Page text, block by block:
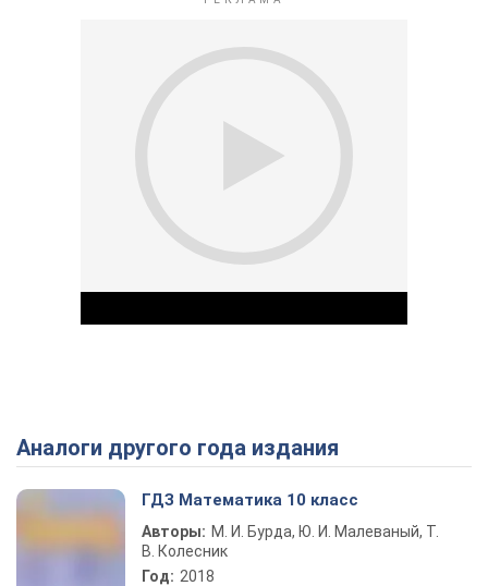
Play Video
Аналоги другого года издания
ГДЗ Математика 10 класс
Авторы: М. И. Бурда, Ю. И. Малеваный, Т.
В. Колесник
Год: 2018